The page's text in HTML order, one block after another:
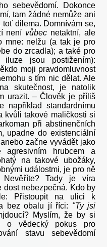
sebevědomí. Dokonce
tam žádné nemůže ani
toť dilema. Domnívám se,
není vůbec netaktní, ale
mne: nelžu (a tak je pro
do zrcadla); a také pro
iluze jsou postižením):
moji pravdomluvnost
s tím nic dělat. Ale
skutečnost, je natolik
urazit. – Člověk je příliš
například standardnímu
kvůli takové maličkosti si
při abstinenčních
upadne do existenciální
začne vyvádět jako
agresivním hrubcem a
na takové ubožáky,
událostmi, je pro ně
Nevěříte? Tady je víra
dost nebezpečná. Kdo by
Přistoupit na ulici k
bez obalu jí říci: "Ty jsi
Myslím, že by si
o vědecký pokus pro
stavu sebevědomí